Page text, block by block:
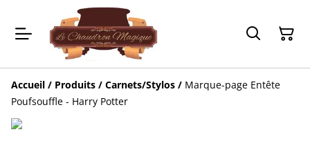
Accueil / Produits / Carnets/Stylos / Marque-page Entête
Poufsouffle - Harry Potter